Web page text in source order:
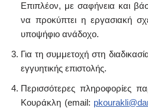
Επιπλέον, με σαφήνεια και
να προκύπτει η εργασιακή
υποψήφιο ανάδοχο.
Για τη συμμετοχή στη
εγγυητικής επιστολής.
Περισσότερες πληροφορίες
Κουράκλη (email: